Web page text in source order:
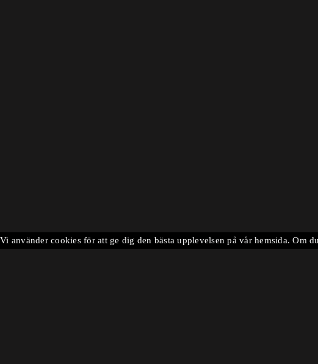
Vi använder cookies för att ge dig den bästa upplevelsen på vår hemsida. Om